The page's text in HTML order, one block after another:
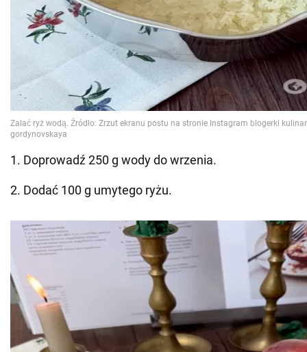
1. Doprowadź 250 g wody do wrzenia.
2. Dodać 100 g umytego ryżu.